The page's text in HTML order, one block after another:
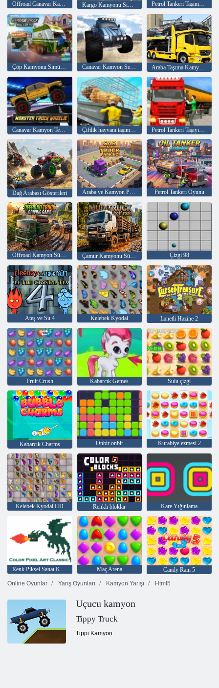
Offroad Canavar Kamyonları Kargo Kamyonu Simülatörü Petrol Tankeri Taşımacılığı
Çöp Kamyonu Simülatörü Canavar Kamyon Serbest Stil Araba Taşıma Kamyonu
Canavar Kamyon Tekerleği Çiftlik hayvanı taşımacılığı Petrol Tankeri Taşıyıcı Kamyon Simülatörü
Dağ Arabası Gösterileri Araba ve Kamyon Park Etme Petrol Tankeri Oyunu
Offroad Kamyon Sürüş Oyunu Çizgi 98
Ateş ve Su 4 Kelebek Kyodai Lanetli Hazine 2
Fruit Crush Kabarcık Gemes Sulu çizgi
Kabarcık Charms Onbir onbir Kurabiye ezmesi 2
Kelebek Kyodai HD Renkli bloklar Kare Yığınlama
Renk Piksel Sanat Klasik Maç Arena
Candy Rain 5
Online Oyunlar
Yarış Oyunları Kamyon Yarışı Html5
Uçucu kamyon
Tippy Truck
Tippi Kamyon